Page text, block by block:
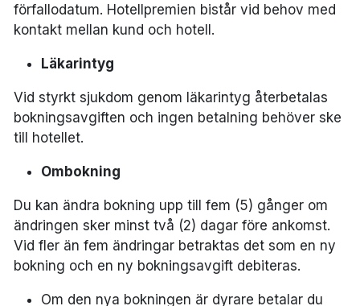
förfallodatum. Hotellpremien bistår vid behov med
kontakt mellan kund och hotell.
Läkarintyg
Vid styrkt sjukdom genom läkarintyg återbetalas
bokningsavgiften och ingen betalning behöver ske
till hotellet.
Ombokning
Du kan ändra bokning upp till fem (5) gånger om
ändringen sker minst två (2) dagar före ankomst.
Vid fler än fem ändringar betraktas det som en ny
bokning och en ny bokningsavgift debiteras.
Om den nya bokningen är dyrare betalar du